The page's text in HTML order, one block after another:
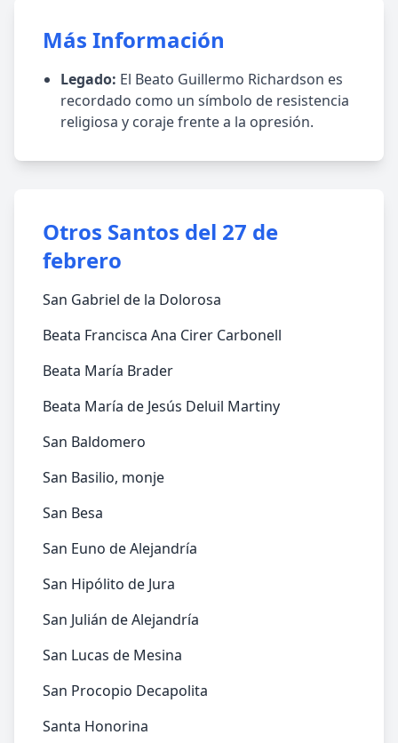
Más Información
Legado: El Beato Guillermo Richardson es
recordado como un símbolo de resistencia
religiosa y coraje frente a la opresión.
Otros Santos del 27 de
febrero
San Gabriel de la Dolorosa
Beata Francisca Ana Cirer Carbonell
Beata María Brader
Beata María de Jesús Deluil Martiny
San Baldomero
San Basilio, monje
San Besa
San Euno de Alejandría
San Hipólito de Jura
San Julián de Alejandría
San Lucas de Mesina
San Procopio Decapolita
Santa Honorina